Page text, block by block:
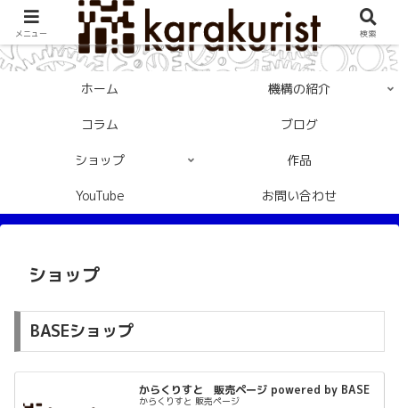
ホーム 機構の紹介
コラム ブログ
ショップ 作品
YouTube お問い合わせ
ショップ
BASEショップ
からくりすと 販売ページ powered by BASE
からくりすと 販売ページ
メニュー 検索